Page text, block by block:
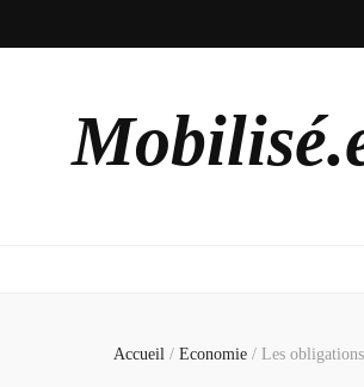
Accueil / Economie / Les